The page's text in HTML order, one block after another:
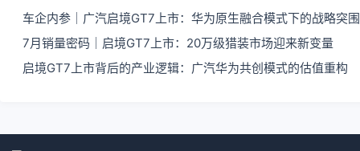
车企内参｜广汽启境GT7上市：华为原生融合模式下的战略突
7月销量密码｜启境GT7上市：20万级猎装市场迎来新变量
启境GT7上市背后的产业逻辑：广汽华为共创模式的估值重构